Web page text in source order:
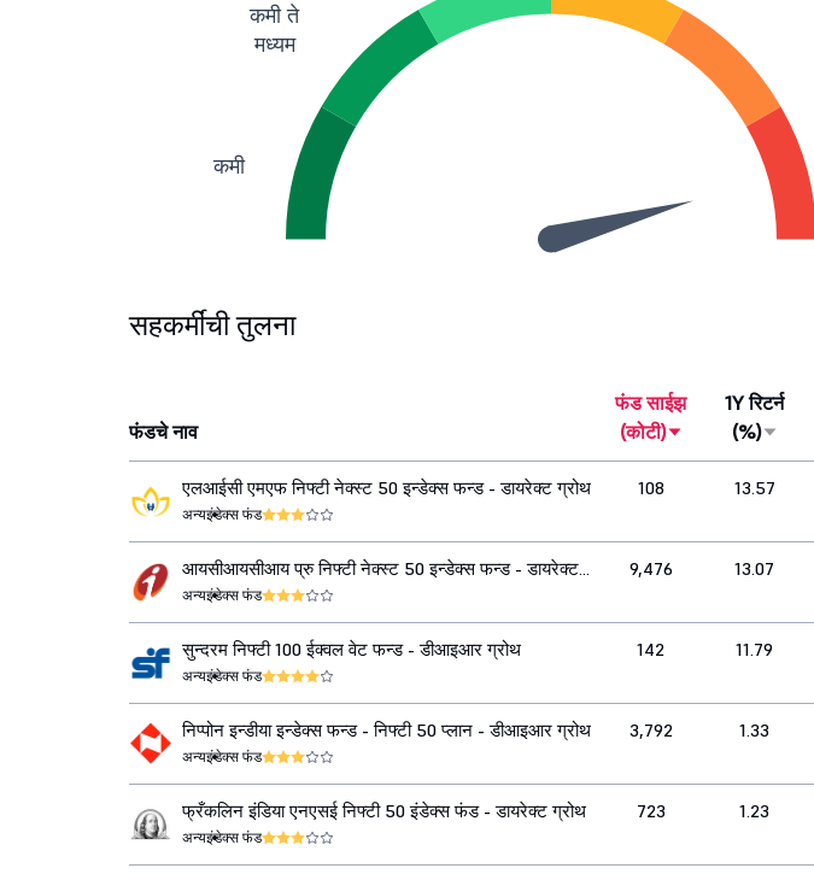
कमी
कमी ते
मध्यम
सहकर्मींची तुलना
फंडचे नाव
फंड साईझ
(कोटी)
1Y रिटर्न
(%)
एलआईसी एमएफ निफ्टी नेक्स्ट 50 इन्डेक्स फन्ड - डायरेक्ट ग्रोथ
अन्यइंडेक्स फंड
108 13.57
आयसीआयसीआय प्रु निफ्टी नेक्स्ट 50 इन्डेक्स फन्ड - डायरेक्ट
ग्रोथ
अन्यइंडेक्स फंड
9,476 13.07
सुन्दरम निफ्टी 100 ईक्वल वेट फन्ड - डीआइआर ग्रोथ
अन्यइंडेक्स फंड
142 11.79
निप्पोन इन्डीया इन्डेक्स फन्ड - निफ्टी 50 प्लान - डीआइआर ग्रोथ
अन्यइंडेक्स फंड
3,792 1.33
फ्रँकलिन इंडिया एनएसई निफ्टी 50 इंडेक्स फंड - डायरेक्ट ग्रोथ
अन्यइंडेक्स फंड
723 1.23